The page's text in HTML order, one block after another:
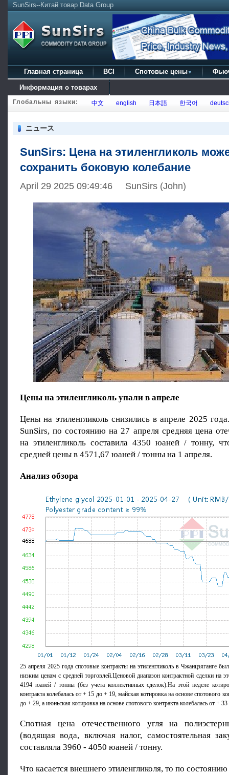
SunSirs--Китай товар Data Group
Главная страница BCI Спотовые цены ▼
Информация о товарах
Глобальны языки: 中文 english 日本語 한국어
ニュース
SunSirs: Цена на этиленгликоль
сохранить боковую колебание
April 29 2025 09:49:46 SunSirs (John)
Цены на этиленгликоль упали в апреле
Цены на этиленгликоль снизились в апреле 2025
SunSirs, по состоянию на 27 апреля средняя цена
на этиленгликоль составила 4350 юаней / тонну,
средней цены в 4571,67 юаней / тонны на 1 апреля.
Анализ обзора
25 апреля 2025 года спотовые контракты на этиленгликоль в Чжанцзяганге
низким ценам с средней торговлей.Ценовой диапазон контрактной сделки на
4194 юаней / тонны (без учета коллективных сделок).На этой неделе
контракта колебалась от + 15 до + 19, майская котировка на основе спотового
до + 29, а июньская котировка на основе спотового контракта колебалась от +
Спотная цена отечественного угля на
(водящая вода, включая налог, самостоятельная
составляла 3960 - 4050 юаней / тонну.
Что касается внешнего этиленгликоля, то по